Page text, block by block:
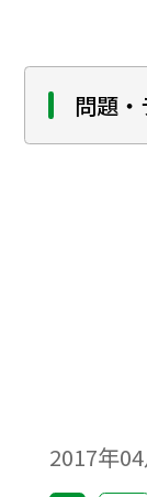
問題
2017年